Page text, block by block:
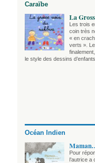
Caraïbe
La
Les trois
coin très
« en
verts ».
le style des dessins
Océan Indien
Pour
l’autrice